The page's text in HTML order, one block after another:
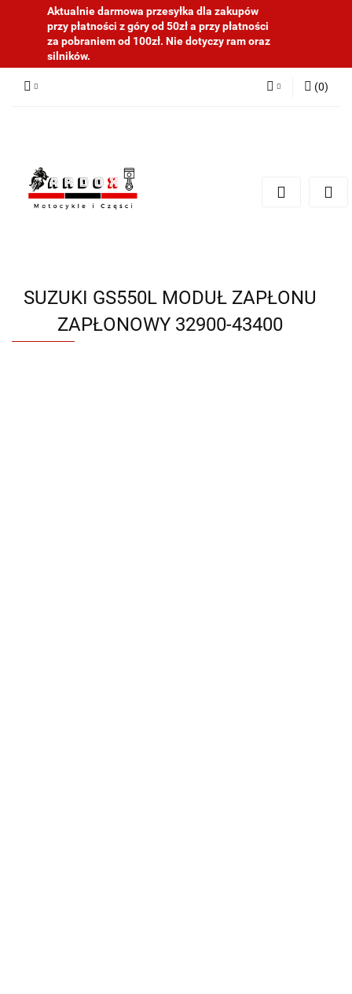
Aktualnie darmowa przesyłka dla zakupów
przy płatności z góry od 50zł a przy płatności
za pobraniem od 100zł. Nie dotyczy ram oraz
silników.
(0)
SUZUKI GS550L MODUŁ ZAPŁONU
ZAPŁONOWY 32900-43400